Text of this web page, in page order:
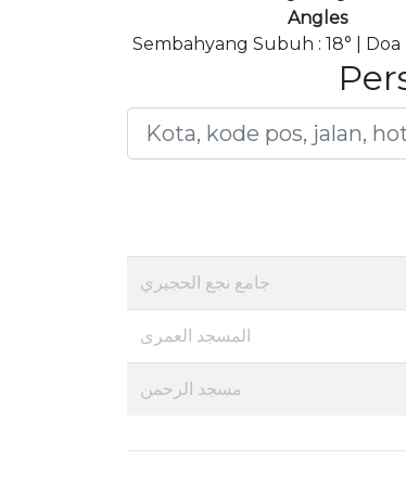
Angles
Sembahyang Subuh : 18° | Doa
جامع نجع الحجيري
المسجد العمرى
مسجد الرحمن